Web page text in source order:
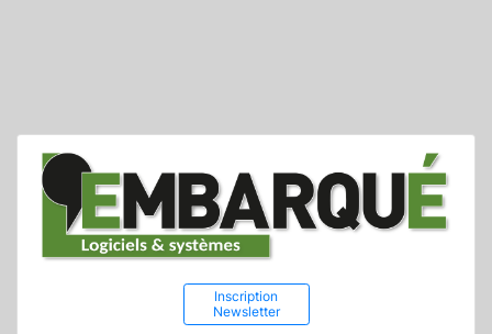
Inscription
Newsletter